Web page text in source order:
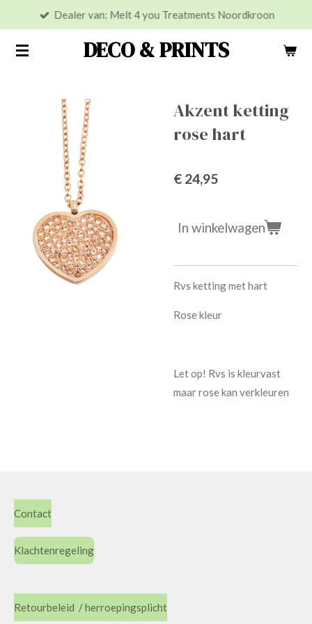
naar
DECO & PRINTS
Dealer van: Melt 4 you Treatments Noordkroon
Akzent ketting
rose hart
€ 24,95
In winkelwagen
Rvs ketting met hart
Rose kleur
Let op! Rvs is kleurvast
maar rose kan verkleuren
Contact
Klachtenregeling
Retourbeleid / herroepingsplicht